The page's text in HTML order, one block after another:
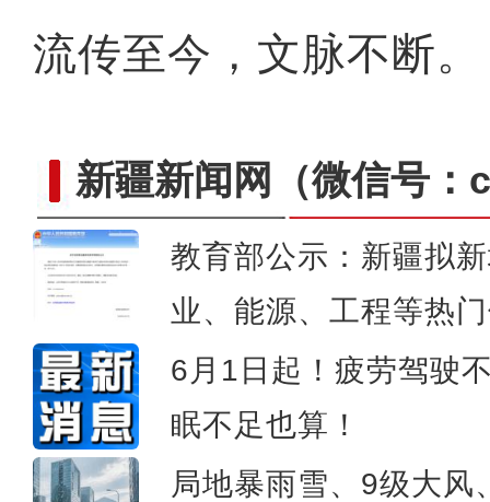
流传至今，文脉不断
新疆新闻网 （微信号
教育部公示：新疆拟
业、能源、工程等热
6月1日起！疲劳驾驶
眠不足也算！
局地暴雨雪、9级大风
第二届中国新疆民间艺术季